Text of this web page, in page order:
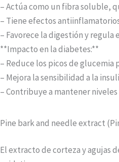
– Actúa como un fibra soluble,
– Tiene efectos
– Favorece la digestión y
**Impacto en la diabetes:**
– Reduce los picos de glucemia
– Mejora la sensibilidad a la
– Contribuye a mantener
Pine bark and needle extract
El extracto de corteza y agujas